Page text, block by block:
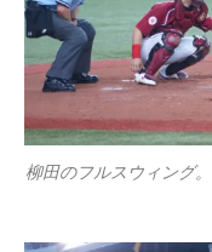
柳田のフルスウィング